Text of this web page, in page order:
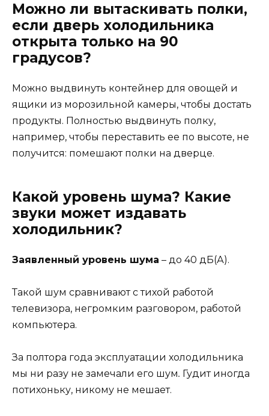
Можно ли вытаскивать полки,
если дверь холодильника
открыта только на 90
градусов?
Можно выдвинуть контейнер для овощей и
ящики из морозильной камеры, чтобы достать
продукты. Полностью выдвинуть полку,
например, чтобы переставить ее по высоте, не
получится: помешают полки на дверце.
Какой уровень шума? Какие
звуки может издавать
холодильник?
Заявленный уровень шума – до 40 дБ(А).
Такой шум сравнивают с тихой работой
телевизора, негромким разговором, работой
компьютера.
За полтора года эксплуатации холодильника
мы ни разу не замечали его шум. Гудит иногда
потихоньку, никому не мешает.